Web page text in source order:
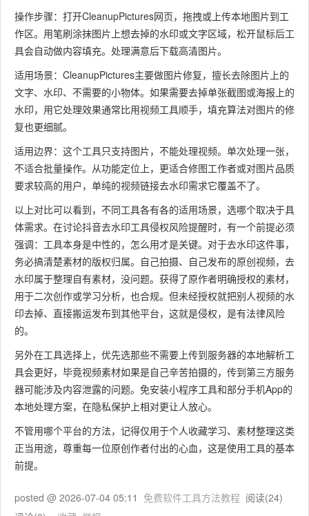
操作步骤：打开CleanupPictures网页，拖拽或上传本地图片到工
作区。用笔刷涂抹图片上想去掉的水印或文字区域，松开鼠标后工
具会自动做内容填充。处理满意后下载高清图片。
适用场景：CleanupPictures主要做图片修复，擅长去除图片上的
文字、水印、不需要的小物体。如果需要去掉单张截图或海报上的
水印，用它处理效果通常比用视频工具顺手，填充算法对图片的修
复也更细腻。
适用边界：这个工具只支持图片，不能处理视频。单次处理一张，
不适合批量操作。从功能定位上，更适合修图工作者或对图片品质
要求较高的用户，单纯的视频链接去水印需求它覆盖不了。
以上对比可以看到，不同工具各有各的适用场景，选哪个取决于具
体需求。在讨论抖音去水印工具侵权风险提醒时，有一个前提必须
强调：工具本身是中性的，怎么用才是关键。对于去水印这件事，
务必搞清楚素材的版权归属。自己拍摄、自己发布的原创视频，去
水印属于整理自有素材，没问题。获得了原作者明确授权的素材，
用于二次创作或学习分析，也合规。但未经授权就把别人视频的水
印去掉、直接搬运发布到其他平台，这就是侵权，是有法律风险
的。
另外在工具选择上，优先选那些不需要上传到服务器的本地解析工
具会更好，毕竟视频素材如果是自己辛苦拍摄的，传到第三方服务
器可能涉及内容泄露的问题。免安装小程序工具和部分手机App的
本地处理方案，在隐私保护上相对更让人放心。
不管用哪个平台的方法，记得仅用于个人收藏学习、素材整理这类
正当用途，尊重每一位原创作者付出的心血，这是使用工具的基本
前提。
posted @ 2026-07-04 05:11 免费软件工具方法教程 阅读(24)